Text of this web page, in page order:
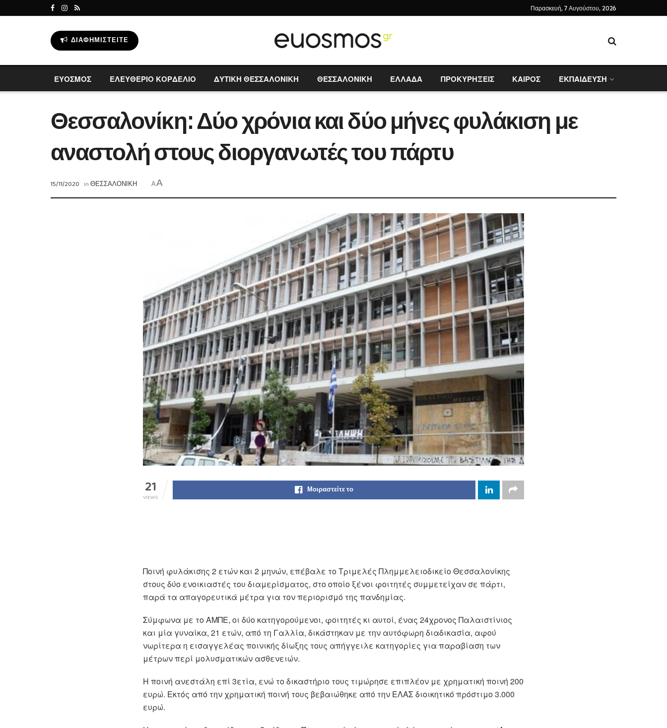
Παρασκευή, 7 Αυγούστου, 2026
ΔΙΑΦΗΜΙΣΤΕΊΤΕ
ΕΥΟΣΜΟΣ ΕΛΕΥΘΕΡΙΟ ΚΟΡΔΕΛΙΟ ΔΥΤΙΚΗ ΘΕΣΣΑΛΟΝΙΚΗ ΘΕΣΣΑΛΟΝΙΚΗ ΕΛΛΑΔΑ ΠΡΟΚΥΡΗΞΕΙΣ ΚΑΙΡΟΣ ΕΚΠΑΙΔΕΥΣΗ
Θεσσαλονίκη: Δύο χρόνια και δύο μήνες φυλάκιση με
αναστολή στους διοργανωτές του πάρτυ
15/11/2020 inΘΕΣΣΑΛΟΝΙΚΗ AA
21
VIEWS
Μοιραστείτε το
Ποινή φυλάκισης 2 ετών και 2 μηνών, επέβαλε το Τριμελές Πλημμελειοδικείο Θεσσαλονίκης
στους δύο ενοικιαστές του διαμερίσματος, στο οποίο ξένοι φοιτητές συμμετείχαν σε πάρτι,
παρά τα απαγορευτικά μέτρα για τον περιορισμό της πανδημίας.
Σύμφωνα με το ΑΜΠΕ, οι δύο κατηγορούμενοι, φοιτητές κι αυτοί, ένας 24χρονος Παλαιστίνιος
και μία γυναίκα, 21 ετών, από τη Γαλλία, δικάστηκαν με την αυτόφωρη διαδικασία, αφού
νωρίτερα η εισαγγελέας ποινικής δίωξης τους απήγγειλε κατηγορίες για παραβίαση των
μέτρων περί μολυσματικών ασθενειών.
Η ποινή ανεστάλη επί 3ετία, ενώ το δικαστήριο τους τιμώρησε επιπλέον με χρηματική ποινή 200
ευρώ. Εκτός από την χρηματική ποινή τους βεβαιώθηκε από την ΕΛΑΣ διοικητικό πρόστιμο 3.000
ευρώ.